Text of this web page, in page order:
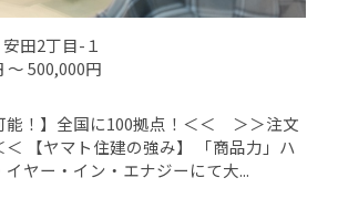
田2丁目-１
～ 500,000円
能！】全国に100拠点！＜＜ ＞＞注文
【ヤマト住建の強み】 「商品力」ハ
ヤー・イン・エナジーにて大...